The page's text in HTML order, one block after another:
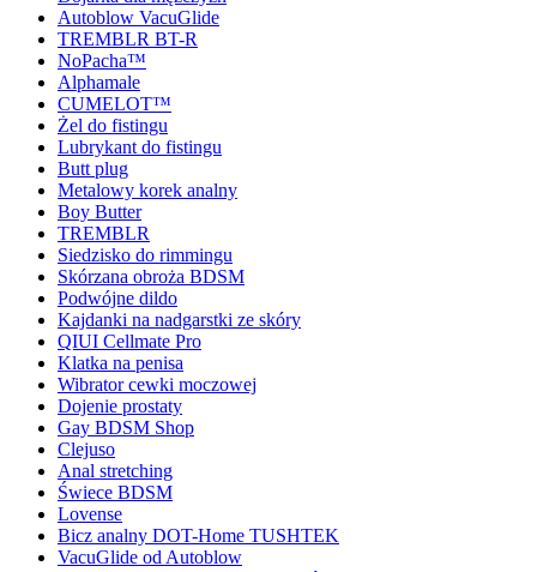
Autoblow VacuGlide
TREMBLR BT-R
NoPacha™
Alphamale
CUMELOT™
Żel do fistingu
Lubrykant do fistingu
Butt plug
Metalowy korek analny
Boy Butter
TREMBLR
Siedzisko do rimmingu
Skórzana obroża BDSM
Podwójne dildo
Kajdanki na nadgarstki ze skóry
QIUI Cellmate Pro
Klatka na penisa
Wibrator cewki moczowej
Dojenie prostaty
Gay BDSM Shop
Clejuso
Anal stretching
Świece BDSM
Lovense
Bicz analny DOT-Home TUSHTEK
VacuGlide od Autoblow